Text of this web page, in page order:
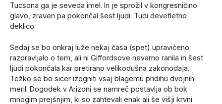
Tucsona ga je seveda imel. In je sprožil v kongresničino
glavo, zraven pa pokončal šest ljudi. Tudi devetletno
deklico.
Sedaj se bo onkraj luže nekaj časa (spet) upravičeno
razpravljalo o tem, ali ni Giffordsove nevarno ranila in šest
ljudi pokončala kar pretirano velikodušna zakonodaja.
Težko se bo sicer izogniti vsaj blagemu pridihu dvojnih
meril. Dogodek v Arizoni se namreč postavlja ob bok
mnogim prejšnjim, ki so zahtevali enak ali še višji krvni